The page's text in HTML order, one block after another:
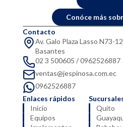
Conóce más
Contacto
Av. Galo Plaza Lasso N73-
Basantes
02 3 500605 / 0962526887
ventas@jespinosa.com.ec
0962526887
Enlaces rápidos
Inicio
Equipos
Quito